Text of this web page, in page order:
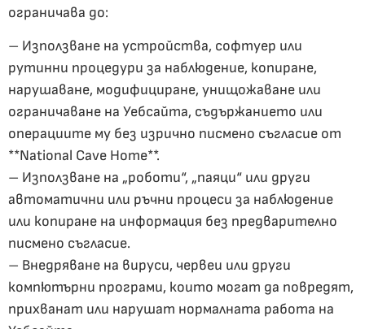
ограничава до:
– Използване на устройства, софтуер или
рутинни процедури за наблюдение, копиране,
нарушаване, модифициране, унищожаване или
ограничаване на Уебсайта, съдържанието или
операциите му без изрично писмено съгласие от
**National Cave Home**.
– Използване на „роботи“, „паяци“ или други
автоматични или ръчни процеси за наблюдение
или копиране на информация без предварително
писмено съгласие.
– Внедряване на вируси, червеи или други
компютърни програми, които могат да повредят,
прихванат или нарушат нормалната работа на